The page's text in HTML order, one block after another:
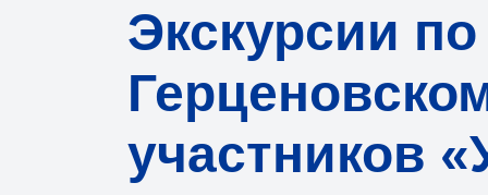
Экскурсии
участников